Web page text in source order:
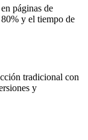
páginas de
y el tiempo de
tradicional con
y